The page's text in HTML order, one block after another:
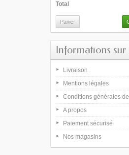
Total
Panier
Informations sur
Livraison
Mentions légales
Conditions générales
A propos
Paiement sécurisé
Nos magasins